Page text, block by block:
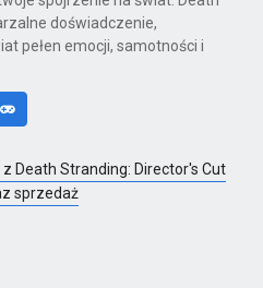
Legacy of the Dark
Edition
doświadczenie,
pełen emocji, samotności i
Death Stranding: Director's Cut
sprzedaż